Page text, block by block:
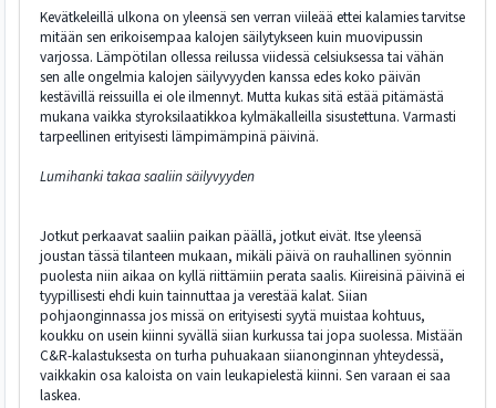
Kevätkeleillä ulkona on yleensä sen verran viileää ettei kalamies tarvitse
mitään sen erikoisempaa kalojen säilytykseen kuin muovipussin
varjossa. Lämpötilan ollessa reilussa viidessä celsiuksessa tai vähän
sen alle ongelmia kalojen säilyvyyden kanssa edes koko päivän
kestävillä reissuilla ei ole ilmennyt. Mutta kukas sitä estää pitämästä
mukana vaikka styroksilaatikkoa kylmäkalleilla sisustettuna. Varmasti
tarpeellinen erityisesti lämpimämpinä päivinä.
Lumihanki takaa saaliin säilyvyyden
Jotkut perkaavat saaliin paikan päällä, jotkut eivät. Itse yleensä
joustan tässä tilanteen mukaan, mikäli päivä on rauhallinen syönnin
puolesta niin aikaa on kyllä riittämiin perata saalis. Kiireisinä päivinä ei
tyypillisesti ehdi kuin tainnuttaa ja verestää kalat. Siian
pohjaonginnassa jos missä on erityisesti syytä muistaa kohtuus,
koukku on usein kiinni syvällä siian kurkussa tai jopa suolessa. Mistään
C&R-kalastuksesta on turha puhuakaan siianonginnan yhteydessä,
vaikkakin osa kaloista on vain leukapielestä kiinni. Sen varaan ei saa
laskea.